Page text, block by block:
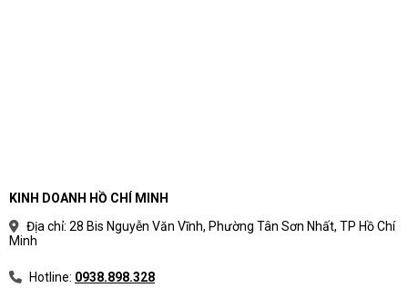
KINH DOANH HỒ CHÍ MINH
Địa chỉ: 28 Bis Nguyễn Văn Vĩnh, Phường Tân Sơn Nhất, TP Hồ Chí
Minh
Hotline: 0938.898.328